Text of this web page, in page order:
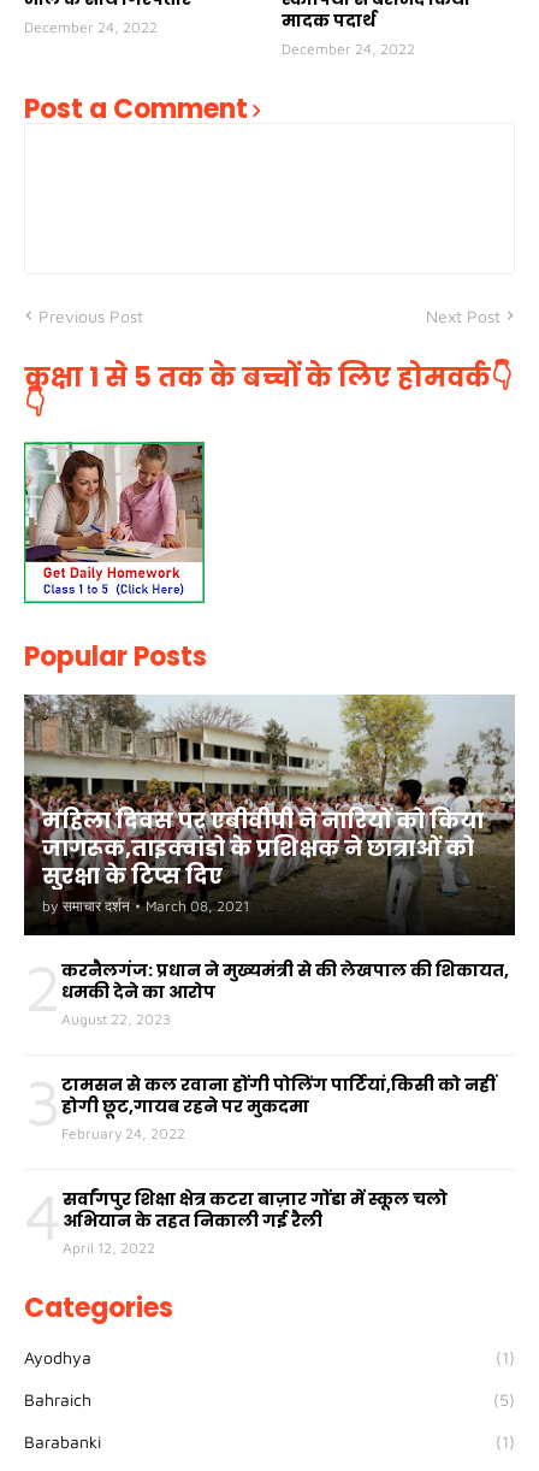
December 24, 2022
मादक पदार्थ
December 24, 2022
Post a Comment
Previous Post Next Post
कक्षा 1 से 5 तक के बच्चों के लिए होमवर्क👇
👇
Popular Posts
महिला दिवस पर एबीवीपी ने नारियों को किया
जागरूक,ताइक्वांडो के प्रशिक्षक ने छात्राओं को
सुरक्षा के टिप्स दिए
by समाचार दर्शन • March 08, 2021
2 करनैलगंज: प्रधान ने मुख्यमंत्री से की लेखपाल की शिकायत,
धमकी देने का आरोप
August 22, 2023
3 टामसन से कल रवाना होंगी पोलिंग पार्टियां,किसी को नहीं
होगी छूट,गायब रहने पर मुकदमा
February 24, 2022
4 सर्वांगपुर शिक्षा क्षेत्र कटरा बाज़ार गोंडा में स्कूल चलो
अभियान के तहत निकाली गई रैली
April 12, 2022
Categories
Ayodhya (1)
Bahraich (5)
Barabanki (1)